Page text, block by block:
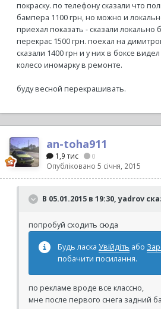
покраску. по телефону сказали что
бампера 1100 грн, но можно и
приехал показать - сказали локально
перекрас 1500 грн. поехал на
сказали 1400 грн и у них в боксе
колесо иномарку в ремонте.
буду весной перекрашивать.
an-toha911
1,9 тис 0
Опубліковано 5 січня, 2015
В 05.01.2015 в 19:30, yadrov
попробуй сходить сюда
Будь ласка Увійдіть або
побачити посилання.
по рекламе вроде все классно,
мне после первого снега задний